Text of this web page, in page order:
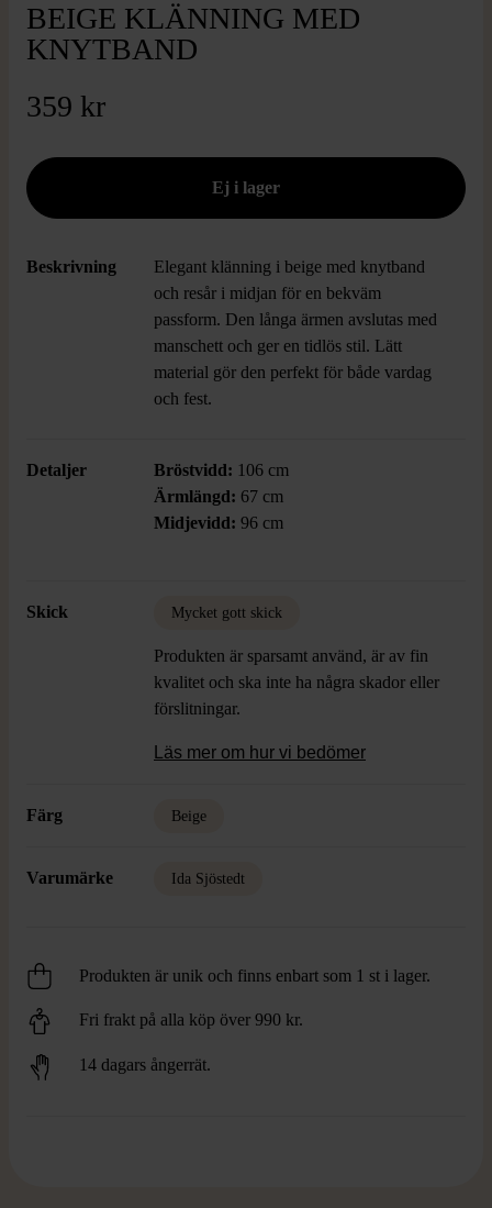
BEIGE KLÄNNING MED
KNYTBAND
359 kr
Beskrivning
Elegant klänning i beige med knytband
och resår i midjan för en bekväm
passform. Den långa ärmen avslutas med
manschett och ger en tidlös stil. Lätt
material gör den perfekt för både vardag
och fest.
Detaljer Bröstvidd: 106 cm
Ärmlängd: 67 cm
Midjevidd: 96 cm
Skick Mycket gott skick
Produkten är sparsamt använd, är av fin
kvalitet och ska inte ha några skador eller
förslitningar.
Läs mer om hur vi bedömer
Färg Beige
Varumärke Ida Sjöstedt
Produkten är unik och finns enbart som 1 st i lager.
Fri frakt på alla köp över 990 kr.
14 dagars ångerrät.